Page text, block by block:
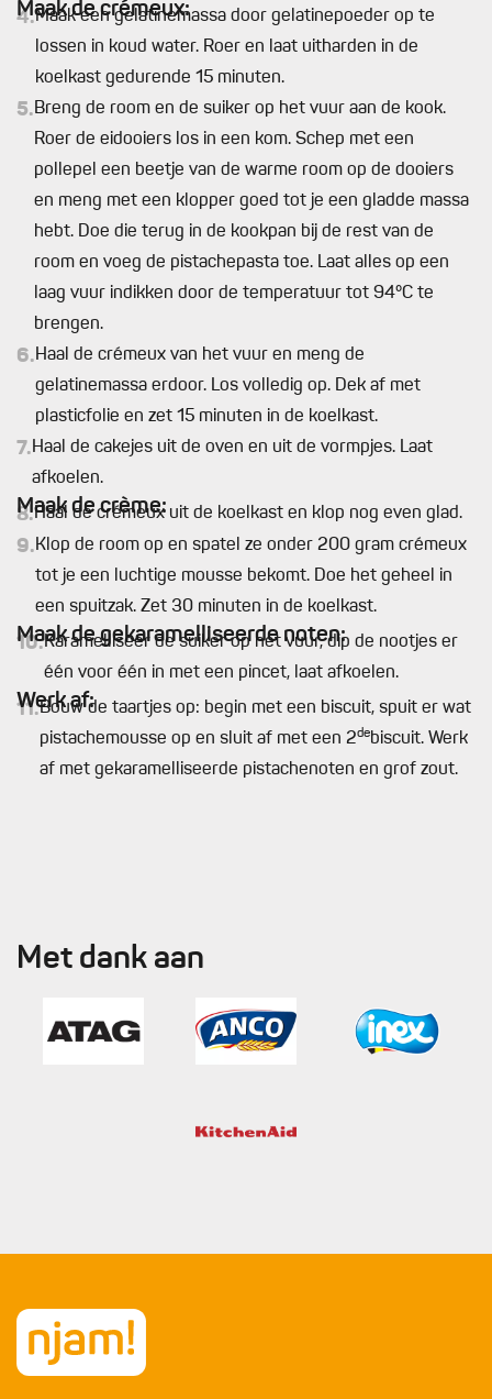
Maak de crémeux:
4.Maak een gelatinemassa door gelatinepoeder op te
lossen in koud water. Roer en laat uitharden in de
koelkast gedurende 15 minuten.
5.Breng de room en de suiker op het vuur aan de kook.
Roer de eidooiers los in een kom. Schep met een
pollepel een beetje van de warme room op de dooiers
en meng met een klopper goed tot je een gladde massa
hebt. Doe die terug in de kookpan bij de rest van de
room en voeg de pistachepasta toe. Laat alles op een
laag vuur indikken door de temperatuur tot 94°C te
brengen.
6.Haal de crémeux van het vuur en meng de
gelatinemassa erdoor. Los volledig op. Dek af met
plasticfolie en zet 15 minuten in de koelkast.
7.Haal de cakejes uit de oven en uit de vormpjes. Laat
afkoelen.
Maak de crème:
8.Haal de crémeux uit de koelkast en klop nog even glad.
9.Klop de room op en spatel ze onder 200 gram crémeux
tot je een luchtige mousse bekomt. Doe het geheel in
een spuitzak. Zet 30 minuten in de koelkast.
Maak de gekaramelliseerde noten:
10.Karamelliseer de suiker op het vuur, dip de nootjes er
één voor één in met een pincet, laat afkoelen.
Werk af:
11.Bouw de taartjes op: begin met een biscuit, spuit er wat
pistachemousse op en sluit af met een 2debiscuit. Werk
af met gekaramelliseerde pistachenoten en grof zout.
Met dank aan